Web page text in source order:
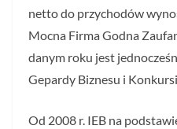
netto do przychodów
Mocna Firma Godna
danym roku jest
Gepardy Biznesu i
Od 2008 r. IEB na